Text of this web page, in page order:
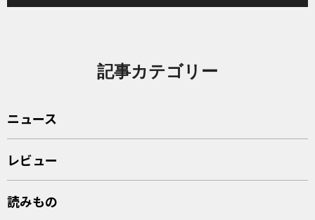
記事カテゴリー
ニュース
レビュー
読みもの